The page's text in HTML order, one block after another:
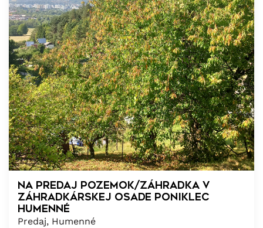
Na predaj pozemok/záhradka v
záhradkárskej osade Poniklec
Humenné
Predaj, Humenné